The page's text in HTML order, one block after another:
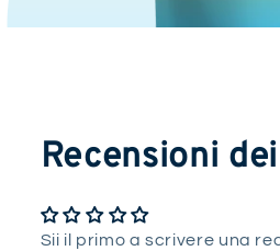
Recensioni
Sii il primo a scrivere una